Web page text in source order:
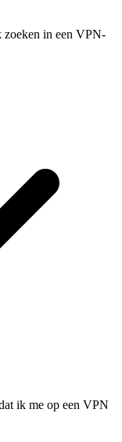
in een VPN-
ik me op een VPN